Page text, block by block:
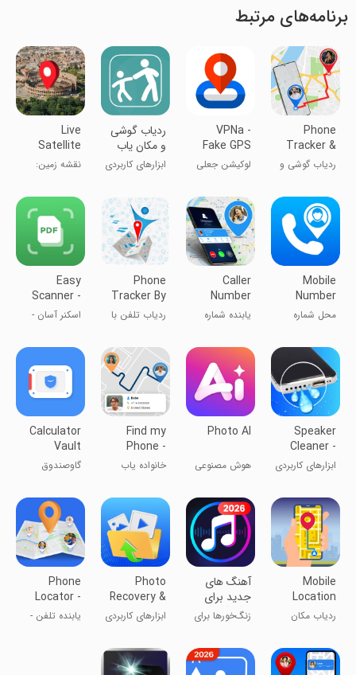
برنامه‌های مرتبط
Phone
Tracker &
GPS
Location
ردیاب گوشی و
VPNa -
Fake GPS
Location Go
لوکیشن جعلی
‏‏ردیاب گوشی
و مکان یاب
افراد خانواده
ابزارهای کاربردی
Live
Satellite
view & 3d
Maps
نقشه زمین:
زنده
Mobile
Number
Search
محل شماره
Caller
Number
Locator
یابنده شماره
Phone
Tracker By
Number
ردیاب تلفن با
Easy
Scanner -
PDF Maker
اسکنر آسان -
Speaker
Cleaner -
Remove
Water
ابزارهای کاربردی
Photo AI
هوش مصنوعی
Find my
Phone -
Family
Locator
خانواده یاب
Calculator
Vault
گاوصندوق
Mobile
Location
Tracker
ردیاب مکان
آهنگ های
جدید برای
زنگ گوشی
زنگ‌خورها برای
Photo
Recovery &
File Restore
ابزارهای کاربردی
Phone
Locator -
Phone
یابنده تلفن -